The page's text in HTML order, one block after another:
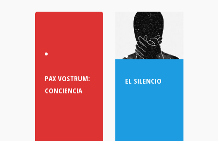
PAX VOSTRUM:
CONCIENCIA
EL SILENCIO